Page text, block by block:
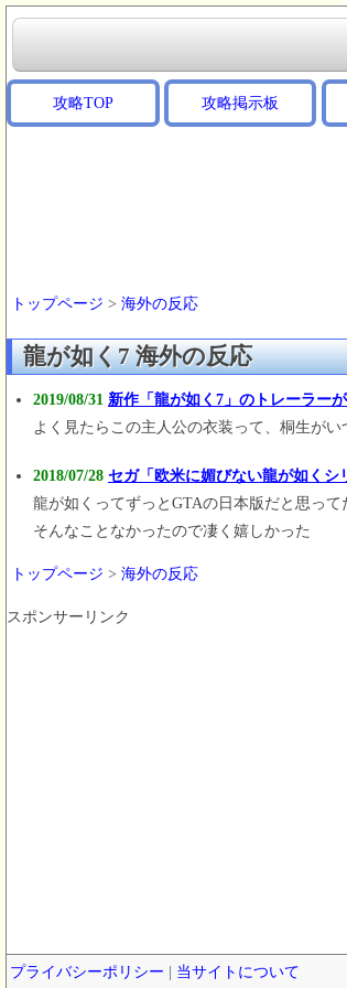
攻略TOP 攻略掲示板
トップページ > 海外の反応
龍が如く7 海外の反応
2019/08/31 新作「龍が如く7」のトレーラー
よく見たらこの主人公の衣装って、桐生が
2018/07/28 セガ「欧米に媚びない龍が如くシ
龍が如くってずっとGTAの日本版だと思って
そんなことなかったので凄く嬉しかった
トップページ > 海外の反応
スポンサーリンク
プライバシーポリシー 当サイトについて